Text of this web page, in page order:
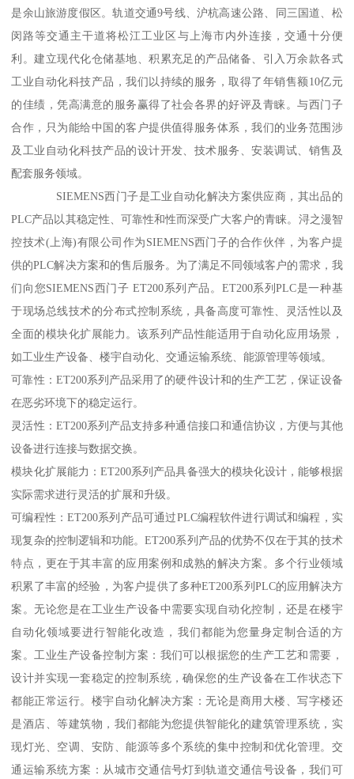
是余山旅游度假区。轨道交通9号线、沪杭高速公路、同三国道、松
闵路等交通主干道将松江工业区与上海市内外连接，交通十分便
利。建立现代化仓储基地、积累充足的产品储备、引入万余款各式
工业自动化科技产品，我们以持续的服务，取得了年销售额10亿元
的佳绩，凭高满意的服务赢得了社会各界的好评及青睐。与西门子
合作，只为能给中国的客户提供值得服务体系，我们的业务范围涉
及工业自动化科技产品的设计开发、技术服务、安装调试、销售及
配套服务领域。
SIEMENS西门子是工业自动化解决方案供应商，其出品的
PLC产品以其稳定性、可靠性和性而深受广大客户的青睐。浔之漫智
控技术(上海)有限公司作为SIEMENS西门子的合作伙伴，为客户提
供的PLC解决方案和的售后服务。为了满足不同领域客户的需求，我
们向您SIEMENS西门子 ET200系列产品。ET200系列PLC是一种基
于现场总线技术的分布式控制系统，具备高度可靠性、灵活性以及
全面的模块化扩展能力。该系列产品性能适用于自动化应用场景，
如工业生产设备、楼宇自动化、交通运输系统、能源管理等领域。
可靠性：ET200系列产品采用了的硬件设计和的生产工艺，保证设备
在恶劣环境下的稳定运行。
灵活性：ET200系列产品支持多种通信接口和通信协议，方便与其他
设备进行连接与数据交换。
模块化扩展能力：ET200系列产品具备强大的模块化设计，能够根据
实际需求进行灵活的扩展和升级。
可编程性：ET200系列产品可通过PLC编程软件进行调试和编程，实
现复杂的控制逻辑和功能。ET200系列产品的优势不仅在于其的技术
特点，更在于其丰富的应用案例和成熟的解决方案。多个行业领域
积累了丰富的经验，为客户提供了多种ET200系列PLC的应用解决方
案。无论您是在工业生产设备中需要实现自动化控制，还是在楼宇
自动化领域要进行智能化改造，我们都能为您量身定制合适的方
案。工业生产设备控制方案：我们可以根据您的生产工艺和需要，
设计并实现一套稳定的控制系统，确保您的生产设备在工作状态下
都能正常运行。楼宇自动化解决方案：无论是商用大楼、写字楼还
是酒店、等建筑物，我们都能为您提供智能化的建筑管理系统，实
现灯光、空调、安防、能源等多个系统的集中控制和优化管理。交
通运输系统方案：从城市交通信号灯到轨道交通信号设备，我们可